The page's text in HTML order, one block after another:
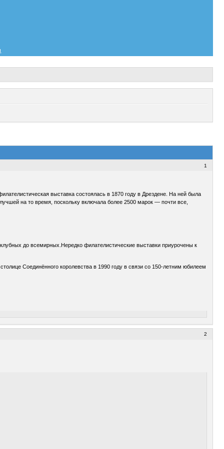
1
выставка состоялась в 1870 году в Дрездене. На ней была
на то время, поскольку включала более 2500 марок — почти все,
до всемирных.Нередко филателистические выставки приурочены к
Соединённого королевства в 1990 году в связи со 150-летним юбилеем
2